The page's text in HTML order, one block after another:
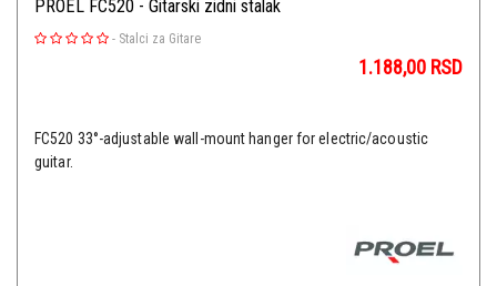
PROEL FC520 - Gitarski zidni stalak
- Stalci za Gitare
1.188,00 RSD
FC520 33°-adjustable wall-mount hanger for electric/acoustic
guitar.